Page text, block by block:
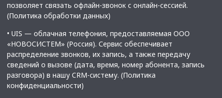
позволяет связать офлайн-звонок с онлайн-сессией.
(Политика обработки данных)
• UIS — облачная телефония, предоставляемая ООО
«НОВОСИСТЕМ» (Россия). Сервис обеспечивает
распределение звонков, их запись, а также передачу
сведений о вызове (дата, время, номер абонента, запись
разговора) в нашу CRM-систему. (Политика
конфиденциальности)